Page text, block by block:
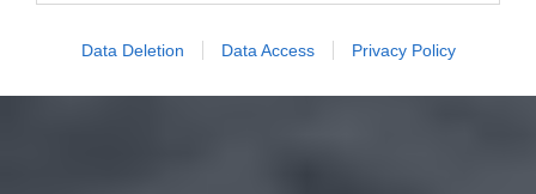
Data Deletion Data Access Privacy Policy